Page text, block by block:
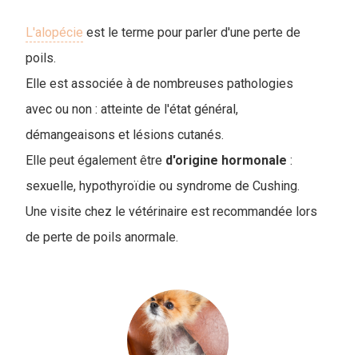
L'alopécie est le terme pour parler d'une perte de
poils.
Elle est associée à de nombreuses pathologies
avec ou non : atteinte de l'état général,
démangeaisons et lésions cutanés.
Elle peut également être d'origine hormonale :
sexuelle, hypothyroïdie ou syndrome de Cushing.
Une visite chez le vétérinaire est recommandée lors
de perte de poils anormale.